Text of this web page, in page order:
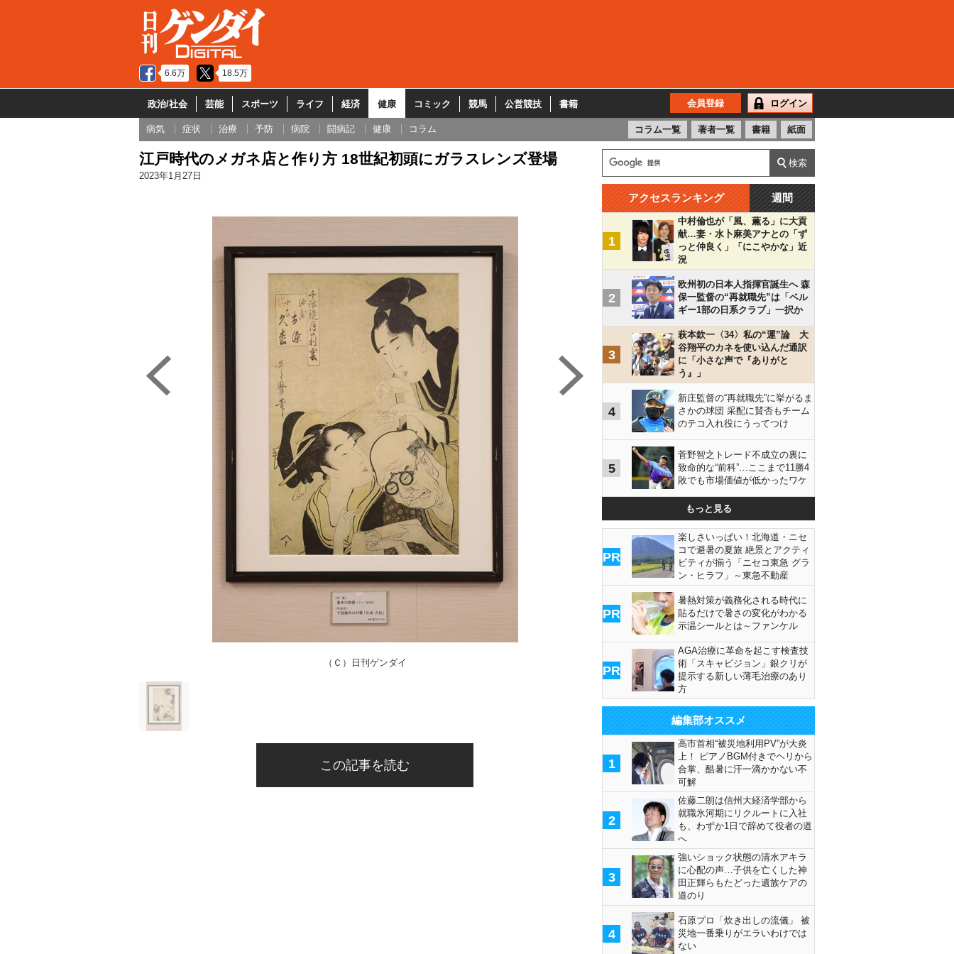
6.6万 18.5万
政治/社会 芸能 スポーツ ライフ 経済 健康 コミック 競馬 公営競技 書籍 会員登録 ログイン
病気 症状 治療 予防 病院 闘病記 健康 コラム コラム一覧 著者一覧 書籍 紙面
江戸時代のメガネ店と作り方 18世紀初頭にガラスレンズ登場
2023年1月27日
（Ｃ）日刊ゲンダイ
この記事を読む
アクセスランキング 週間
1
中村倫也が「風、薫る」に大貢
献…妻・水卜麻美アナとの「ず
っと仲良く」「にこやかな」近
況
2
欧州初の日本人指揮官誕生へ 森
保一監督の“再就職先”は「ベル
ギー1部の日系クラブ」一択か
3
萩本欽一〈34〉私の“運”論 大
谷翔平のカネを使い込んだ通訳
に「小さな声で『ありがと
う』」
4
新庄監督の“再就職先”に挙がるま
さかの球団 采配に賛否もチーム
のテコ入れ役にうってつけ
5
菅野智之トレード不成立の裏に
致命的な“前科”…ここまで11勝4
敗でも市場価値が低かったワケ
もっと見る
PR
楽しさいっぱい！北海道・ニセ
コで避暑の夏旅 絶景とアクティ
ビティが揃う「ニセコ東急 グラ
ン・ヒラフ」～東急不動産
PR
暑熱対策が義務化される時代に
貼るだけで暑さの変化がわかる
示温シールとは～ファンケル
PR
AGA治療に革命を起こす検査技
術「スキャビジョン」銀クリが
提示する新しい薄毛治療のあり
方
編集部オススメ
1
高市首相“被災地利用PV”が大炎
上！ ピアノBGM付きでヘリから
合掌、酷暑に汗一滴かかない不
可解
2
佐藤二朗は信州大経済学部から
就職氷河期にリクルートに入社
も、わずか1日で辞めて役者の道
へ
3
強いショック状態の清水アキラ
に心配の声…子供を亡くした神
田正輝らもたどった遺族ケアの
道のり
4
石原プロ「炊き出しの流儀」 被
災地一番乗りがエラいわけでは
ない